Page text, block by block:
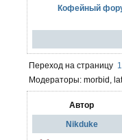
Кофейный
Переход на страницу 1
Модераторы: morbid,
Автор
Nikduke